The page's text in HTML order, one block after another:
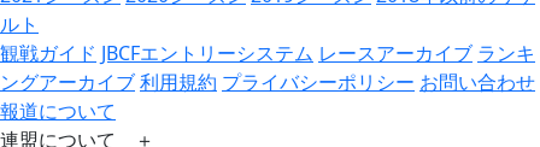
ルト
観戦ガイド JBCFエントリーシステム レースアーカイブ ランキ
ングアーカイブ利用規約 プライバシーポリシー お問い合わせ
報道について
連盟について ＋